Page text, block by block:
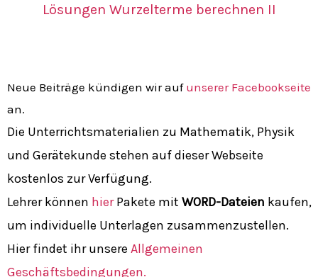
Lösungen Wurzelterme berechnen II
Neue Beiträge kündigen wir auf unserer Facebookseite
an.
Die Unterrichtsmaterialien zu Mathematik, Physik
und Gerätekunde stehen auf dieser Webseite
kostenlos zur Verfügung.
Lehrer können hierPakete mit WORD-Dateien kaufen,
um individuelle Unterlagen zusammenzustellen.
Hier findet ihr unsere Allgemeinen
Geschäftsbedingungen.